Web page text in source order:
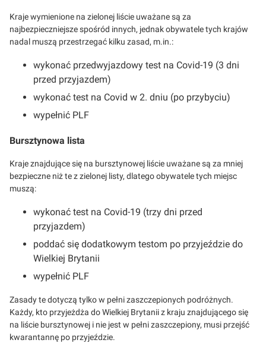
Kraje wymienione na zielonej liście uważane są za
najbezpieczniejsze spośród innych, jednak obywatele tych krajów
nadal muszą przestrzegać kilku zasad, m.in.:
wykonać przedwyjazdowy test na Covid-19 (3 dni
przed przyjazdem)
wykonać test na Covid w 2. dniu (po przybyciu)
wypełnić PLF
Bursztynowa lista
Kraje znajdujące się na bursztynowej liście uważane są za mniej
bezpieczne niż te z zielonej listy, dlatego obywatele tych miejsc
muszą:
wykonać test na Covid-19 (trzy dni przed
przyjazdem)
poddać się dodatkowym testom po przyjeździe do
Wielkiej Brytanii
wypełnić PLF
Zasady te dotyczą tylko w pełni zaszczepionych podróżnych.
Każdy, kto przyjeżdża do Wielkiej Brytanii z kraju znajdującego się
na liście bursztynowej i nie jest w pełni zaszczepiony, musi przejść
kwarantannę po przyjeździe.